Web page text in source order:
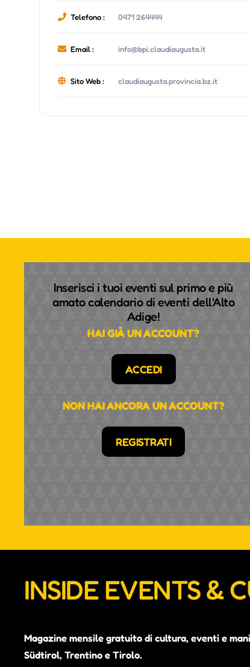
Telefono : 0471 264444
Email : info@bpi.claudiaugusta.it
Sito Web : claudiaugusta.provincia.bz.it
Inserisci i tuoi eventi sul primo e più
amato calendario di eventi dell'Alto
Adige!
HAI GIÀ UN ACCOUNT?
ACCEDI
NON HAI ANCORA UN ACCOUNT?
REGISTRATI
INSIDE EVENTS &
Magazine mensile gratuito di cultura, eventi e
Südtirol, Trentino e Tirolo.